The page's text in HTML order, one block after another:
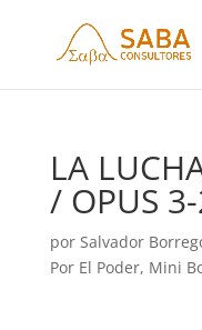
LA
/ OPUS
por Salvador
Por El Poder, Mini